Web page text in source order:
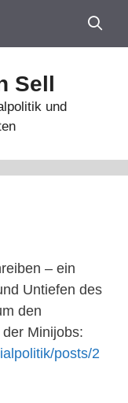
Sell
und
– ein
Untiefen des
den
Minijobs:
posts/2